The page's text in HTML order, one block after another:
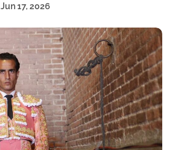
Jun 17, 2026